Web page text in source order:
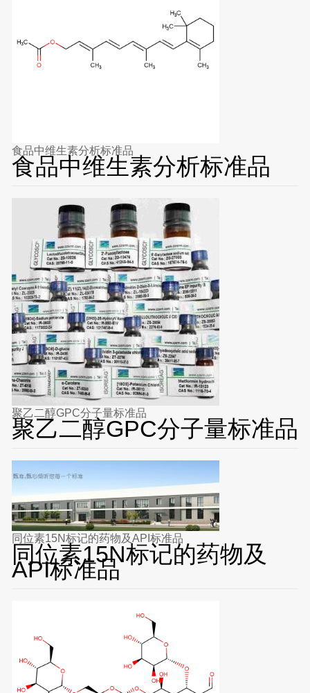
食品中维生素分析标准品
食品中维生素分析标准品
聚乙二醇GPC分子量标准品
聚乙二醇GPC分子量标准品
同位素15N标记的药物及API标准品
同位素15N标记的药物及
API标准品